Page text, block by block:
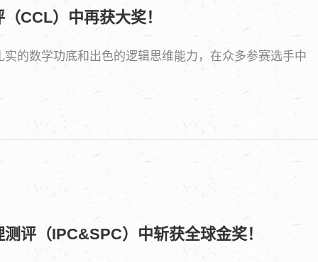
CCL）中再获大奖！
的数学功底和出色的逻辑思维能力，在众多参赛选手中
评（IPC&SPC）中斩获全球金奖！